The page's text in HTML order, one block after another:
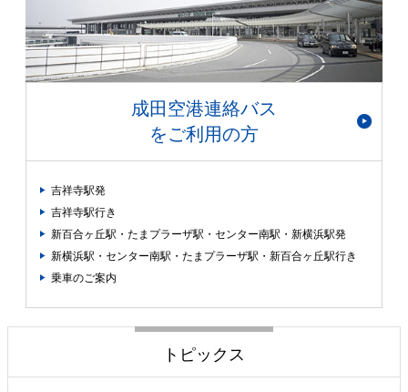
成田空港連絡バス
をご利用の方
吉祥寺駅発
吉祥寺駅行き
新百合ヶ丘駅・たまプラーザ駅・センター南駅・新横浜駅発
新横浜駅・センター南駅・たまプラーザ駅・新百合ヶ丘駅行き
乗車のご案内
トピックス